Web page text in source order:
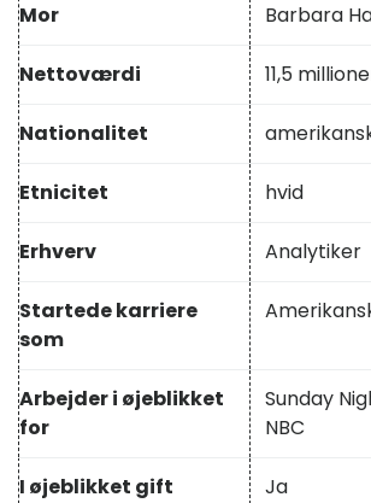
Mor Barbara
Nettoværdi 11,5
Nationalitet
Etnicitet hvid
Erhverv Analytiker
Startede karriere
som
Arbejder i øjeblikket
for
Sunday
NBC
I øjeblikket gift Ja